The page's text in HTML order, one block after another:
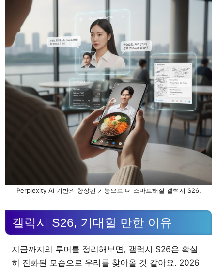
Perplexity AI 기반의 향상된 기능으로 더 스마트해질 갤럭시 S26.
갤럭시 S26, 기대할 만한 이유
지금까지의 루머를 정리해보면, 갤럭시 S26은 확실
히 진화된 모습으로 우리를 찾아올 것 같아요. 2026